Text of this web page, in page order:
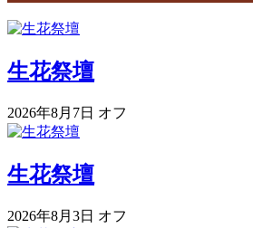
生花祭壇
2026年8月7日 オフ
生花祭壇
2026年8月3日 オフ